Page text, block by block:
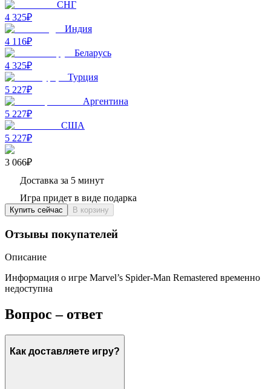
СНГ
4 325₽
Индия
4 116₽
Беларусь
4 325₽
Турция
5 227₽
Аргентина
5 227₽
США
5 227₽
3 066₽
Доставка за 5 минут
Игра придет в виде подарка
Купить сейчас В корзину
Отзывы покупателей
Описание
Информация о игре Marvel’s Spider-Man Remastered временно
недоступна
Вопрос – ответ
Как доставляете игру?